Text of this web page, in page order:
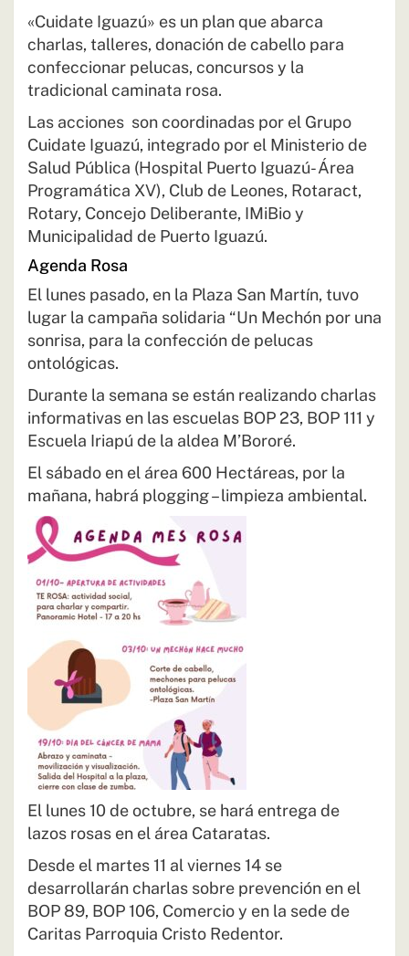
«Cuidate Iguazú» es un plan que abarca
charlas, talleres, donación de cabello para
confeccionar pelucas, concursos y la
tradicional caminata rosa.
Las acciones son coordinadas por el Grupo
Cuidate Iguazú, integrado por el Ministerio de
Salud Pública (Hospital Puerto Iguazú- Área
Programática XV), Club de Leones, Rotaract,
Rotary, Concejo Deliberante, IMiBio y
Municipalidad de Puerto Iguazú.
Agenda Rosa
El lunes pasado, en la Plaza San Martín, tuvo
lugar la campaña solidaria “Un Mechón por una
sonrisa, para la confección de pelucas
ontológicas.
Durante la semana se están realizando charlas
informativas en las escuelas BOP 23, BOP 111 y
Escuela Iriapú de la aldea M’Bororé.
El sábado en el área 600 Hectáreas, por la
mañana, habrá plogging – limpieza ambiental.
El lunes 10 de octubre, se hará entrega de
lazos rosas en el área Cataratas.
Desde el martes 11 al viernes 14 se
desarrollarán charlas sobre prevención en el
BOP 89, BOP 106, Comercio y en la sede de
Caritas Parroquia Cristo Redentor.